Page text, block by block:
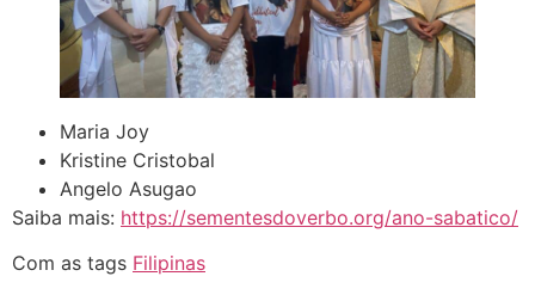
Maria Joy
Kristine Cristobal
Angelo Asugao
Saiba mais: https://sementesdoverbo.org/ano-sabatico/
Com as tags Filipinas